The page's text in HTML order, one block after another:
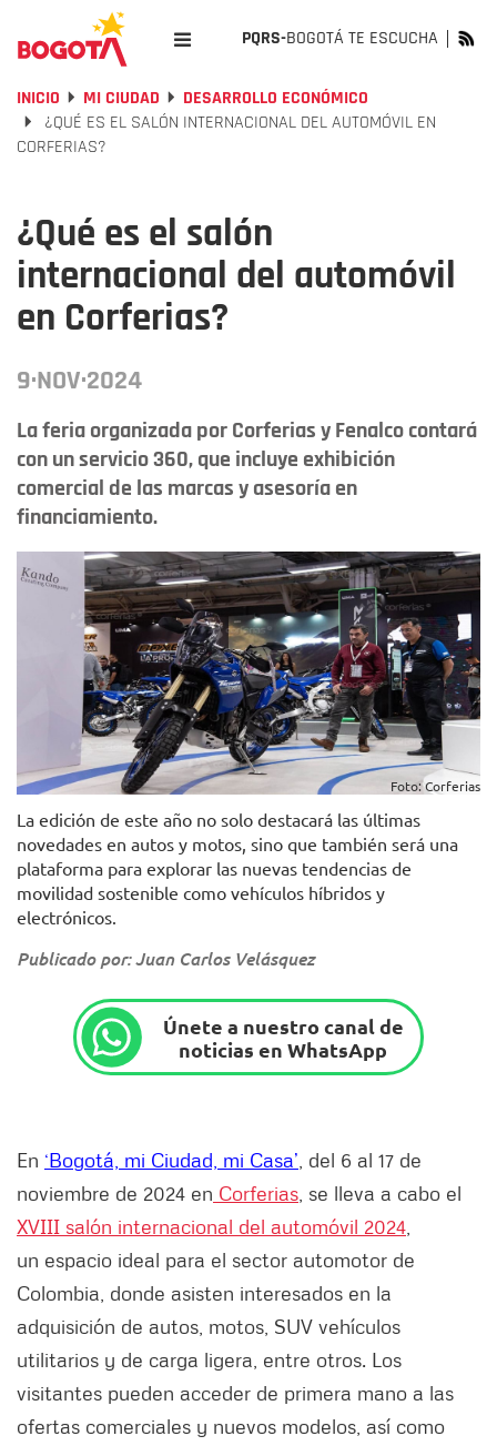
PQRS-BOGOTÁ TE ESCUCHA
INICIO MI CIUDAD
DESARROLLO ECONÓMICO
¿QUÉ ES EL SALÓN INTERNACIONAL DEL AUTOMÓVIL EN
CORFERIAS?
¿Qué es el salón
internacional del automóvil
en Corferias?
9·NOV·2024
La feria organizada por Corferias y Fenalco contará
con un servicio 360, que incluye exhibición
comercial de las marcas y asesoría en
financiamiento.
Foto: Corferias
La edición de este año no solo destacará las últimas
novedades en autos y motos, sino que también será una
plataforma para explorar las nuevas tendencias de
movilidad sostenible como vehículos híbridos y
electrónicos.
Publicado por: Juan Carlos Velásquez
Únete a nuestro canal de
noticias en WhatsApp
En ‘Bogotá, mi Ciudad, mi Casa’ , del 6 al 17 de
noviembre de 2024 en Corferias , se lleva a cabo el
XVIII salón internacional del automóvil 2024
un espacio ideal para el sector automotor de
Colombia, donde asisten interesados en la
adquisición de autos, motos, SUV vehículos
utilitarios y de carga ligera, entre otros. Los
visitantes pueden acceder de primera mano a las
ofertas comerciales y nuevos modelos, así como